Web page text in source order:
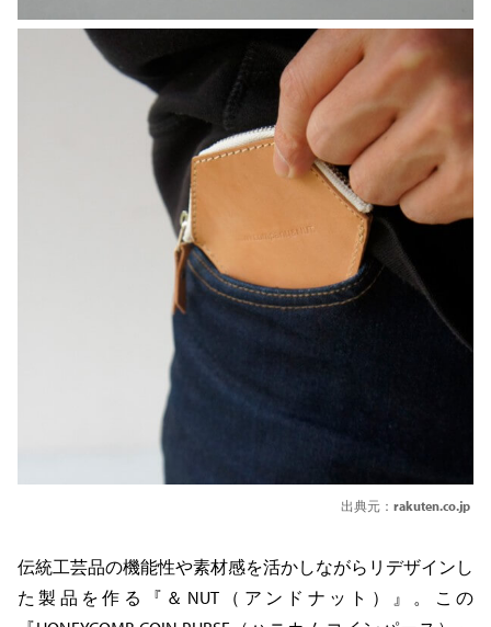
出典元： rakuten.co.jp
伝統工芸品の機能性や素材感を活かしながらリデザインし
た製品を作る『＆NUT（アンドナット）』。この